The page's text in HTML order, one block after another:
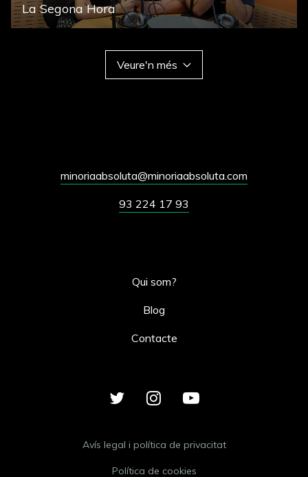
La Segona Hora
Veure'n més
minoriaabsoluta@minoriaabsoluta.com
93 224 17 93
Qui som?
Blog
Contacte
Avís legal i política de privacitat
Política de cookies